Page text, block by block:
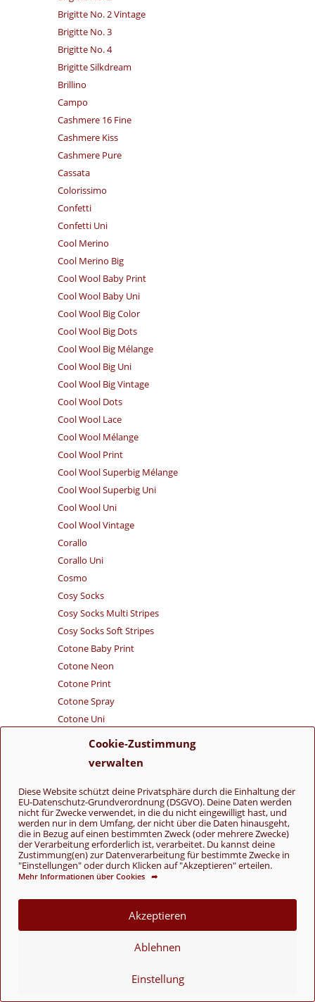
Cookie-Zustimmung
verwalten
Diese Website schützt deine Privatsphäre durch die Einhaltung der
EU-Datenschutz-Grundverordnung (DSGVO). Deine Daten werden
nicht für Zwecke verwendet, in die du nicht eingewilligt hast, und
werden nur in dem Umfang, der nicht über die Daten hinausgeht,
die in Bezug auf einen bestimmten Zweck (oder mehrere Zwecke)
der Verarbeitung erforderlich ist, verarbeitet. Du kannst deine
Zustimmung(en) zur Datenverarbeitung für bestimmte Zwecke in
"Einstellungen" oder durch Klicken auf "Akzeptieren" erteilen.
Mehr Informationen über Cookies ➦
Akzeptieren
Ablehnen
Einstellung
Brigitte No. 2 Vintage
Brigitte No. 3
Brigitte No. 4
Brigitte Silkdream
Brillino
Campo
Cashmere 16 Fine
Cashmere Kiss
Cashmere Pure
Cassata
Colorissimo
Confetti
Confetti Uni
Cool Merino
Cool Merino Big
Cool Wool Baby Print
Cool Wool Baby Uni
Cool Wool Big Color
Cool Wool Big Dots
Cool Wool Big Mélange
Cool Wool Big Uni
Cool Wool Big Vintage
Cool Wool Dots
Cool Wool Lace
Cool Wool Mélange
Cool Wool Print
Cool Wool Superbig Mélange
Cool Wool Superbig Uni
Cool Wool Uni
Cool Wool Vintage
Corallo
Corallo Uni
Cosmo
Cosy Socks
Cosy Socks Multi Stripes
Cosy Socks Soft Stripes
Cotone Baby Print
Cotone Neon
Cotone Print
Cotone Spray
Cotone Uni
Cotton Wool (Linea Pura)
Country Tweed Fine
Diversa
Dolce
Ecopuno
Ecopuno Chunky
Ella